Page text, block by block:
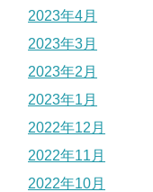
2023年4月
2023年3月
2023年2月
2023年1月
2022年12月
2022年11月
2022年10月